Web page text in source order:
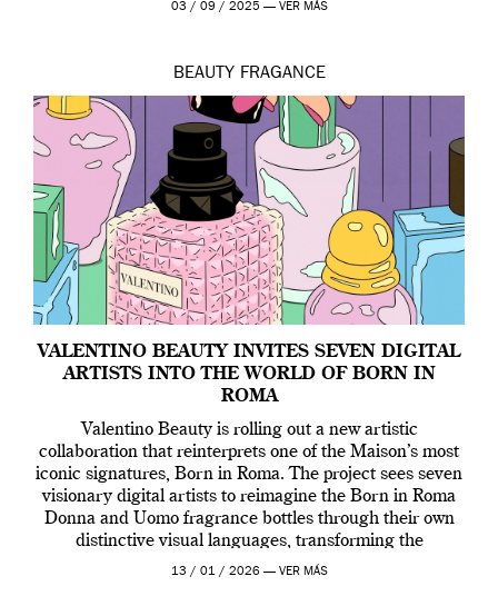
03 / 09 / 2025 — VER MÁS
BEAUTY FRAGANCE
VALENTINO BEAUTY INVITES SEVEN DIGITAL
ARTISTS INTO THE WORLD OF BORN IN
ROMA
Valentino Beauty is rolling out a new artistic
collaboration that reinterprets one of the Maison’s most
iconic signatures, Born in Roma. The project sees seven
visionary digital artists to reimagine the Born in Roma
Donna and Uomo fragrance bottles through their own
distinctive visual languages, transforming the
emblematic design into a contemporary canvas.
13 / 01 / 2026 — VER MÁS